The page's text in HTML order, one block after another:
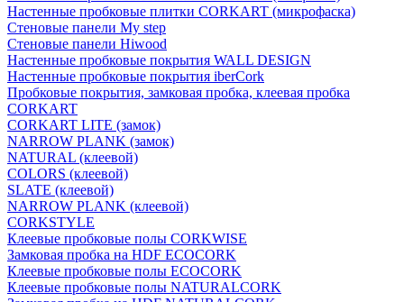
Настенные пробковые плитки CORKART (микрофаска)
Стеновые панели My step
Стеновые панели Hiwood
Настенные пробковые покрытия WALL DESIGN
Настенные пробковые покрытия iberCork
Пробковые покрытия, замковая пробка, клеевая пробка
CORKART
CORKART LITE (замок)
NARROW PLANK (замок)
NATURAL (клеевой)
COLORS (клеевой)
SLATE (клеевой)
NARROW PLANK (клеевой)
CORKSTYLE
Клеевые пробковые полы CORKWISE
Замковая пробка на HDF ECOCORK
Клеевые пробковые полы ECOCORK
Клеевые пробковые полы NATURALCORK